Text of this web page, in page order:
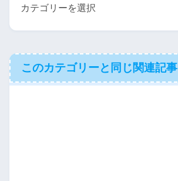
このカテゴリーと同じ関連記事